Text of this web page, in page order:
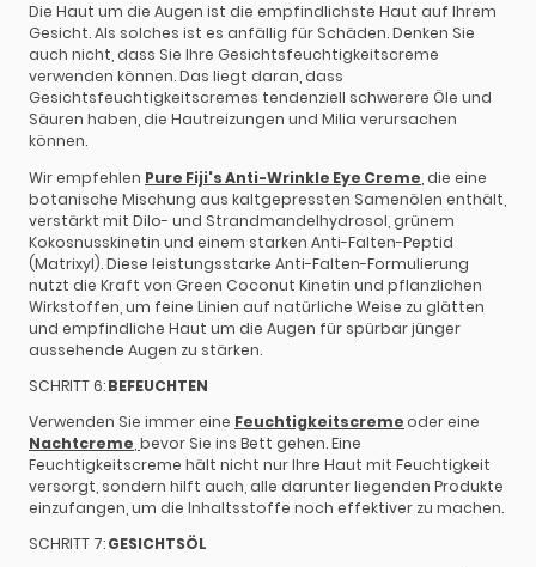
Die Haut um die Augen ist die empfindlichste Haut auf Ihrem
Gesicht. Als solches ist es anfällig für Schäden. Denken Sie
auch nicht, dass Sie Ihre Gesichtsfeuchtigkeitscreme
verwenden können. Das liegt daran, dass
Gesichtsfeuchtigkeitscremes tendenziell schwerere Öle und
Säuren haben, die Hautreizungen und Milia verursachen
können.
Wir empfehlen Pure Fiji's Anti-Wrinkle Eye Creme , die eine
botanische Mischung aus kaltgepressten Samenölen enthält,
verstärkt mit Dilo- und Strandmandelhydrosol, grünem
Kokosnusskinetin und einem starken Anti-Falten-Peptid
(Matrixyl). Diese leistungsstarke Anti-Falten-Formulierung
nutzt die Kraft von Green Coconut Kinetin und pflanzlichen
Wirkstoffen, um feine Linien auf natürliche Weise zu glätten
und empfindliche Haut um die Augen für spürbar jünger
aussehende Augen zu stärken.
SCHRITT 6:BEFEUCHTEN
Verwenden Sie immer eine Feuchtigkeitscremeoder eine
Nachtcreme bevor Sie ins Bett gehen. Eine
Feuchtigkeitscreme hält nicht nur Ihre Haut mit Feuchtigkeit
versorgt, sondern hilft auch, alle darunter liegenden Produkte
einzufangen, um die Inhaltsstoffe noch effektiver zu machen.
SCHRITT 7:GESICHTSÖL